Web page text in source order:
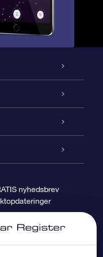
nyhedsbrev